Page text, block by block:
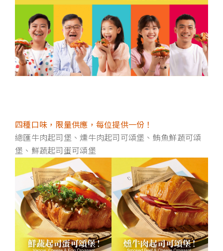
四種口味，限量供應，每位提供一份！
總匯牛肉起司堡、燻牛肉起司可頌堡、鮪魚鮮蔬可頌
堡、鮮蔬起司蛋可頌堡